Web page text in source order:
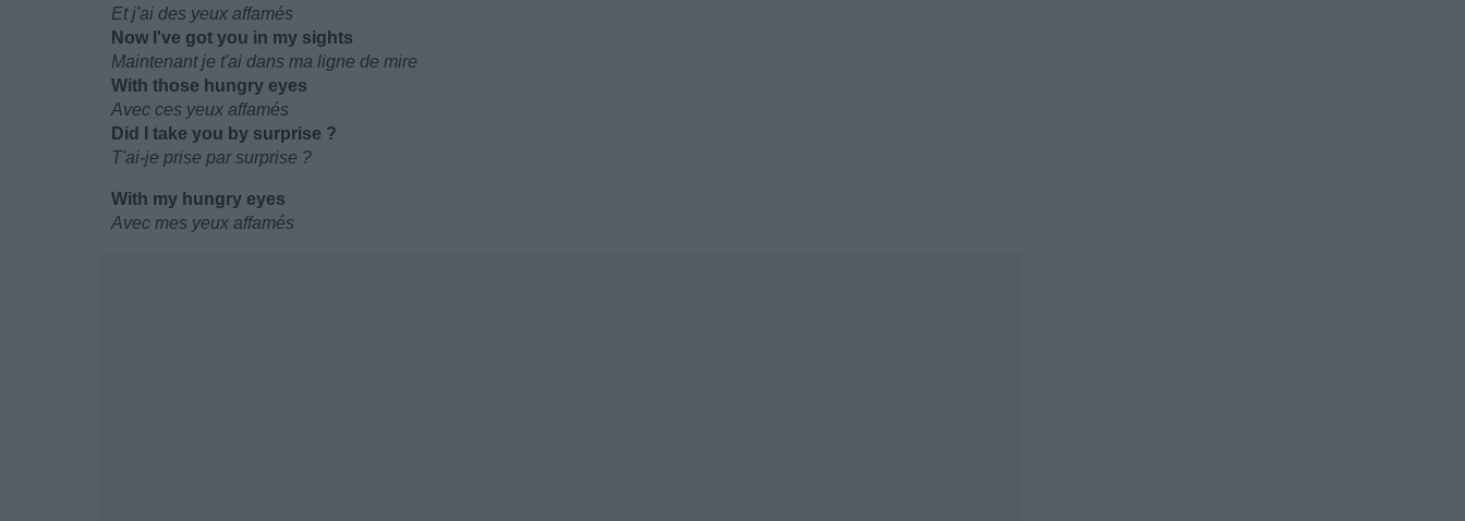
Et j'ai des yeux affamés
Now I've got you in my sights
Maintenant je t'ai dans ma ligne de mire
With those hungry eyes
Avec ces yeux affamés
Did I take you by surprise ?
T'ai-je prise par surprise ?
With my hungry eyes
Avec mes yeux affamés